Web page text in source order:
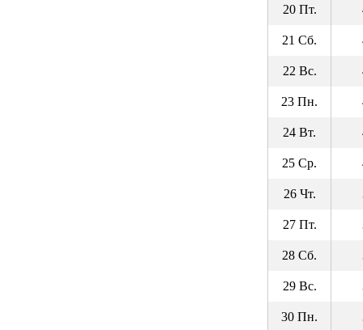
20 Пт.
21 Сб.
22 Вс.
23 Пн.
24 Вт.
25 Ср.
26 Чт.
27 Пт.
28 Сб.
29 Вс.
30 Пн.